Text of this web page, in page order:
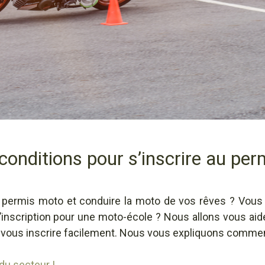
pour s’inscrire au
moto et conduire la moto de vos rêves ?
pour une moto-école ? Nous allons vous
inscrire facilement. Nous vous expliquons